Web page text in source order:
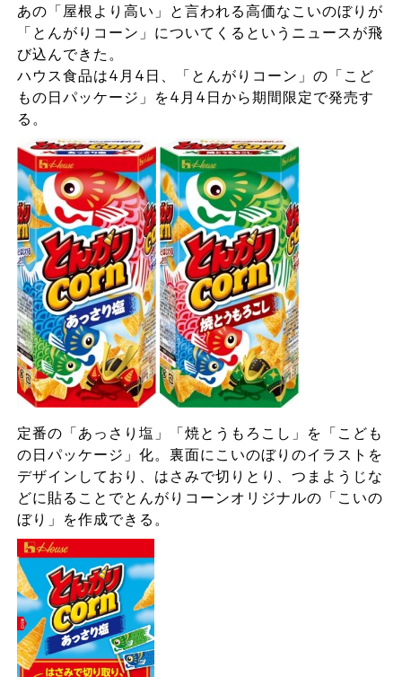
あの「屋根より高い」と言われる高価なこいのぼりが
「とんがりコーン」についてくるというニュースが飛
び込んできた。
ハウス食品は4月4日、「とんがりコーン」の「こど
もの日パッケージ」を4月4日から期間限定で発売す
る。
定番の「あっさり塩」「焼とうもろこし」を「こども
の日パッケージ」化。裏面にこいのぼりのイラストを
デザインしており、はさみで切りとり、つまようじな
どに貼ることでとんがりコーンオリジナルの「こいの
ぼり」を作成できる。